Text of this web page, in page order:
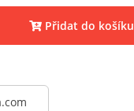
Přidat do košíku